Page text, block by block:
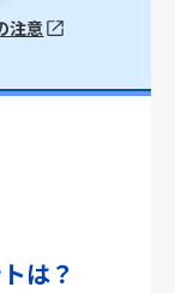
注意
は？